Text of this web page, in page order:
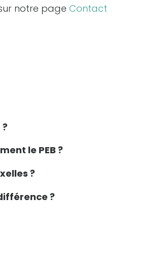
notre pageContact
le PEB ?
?
?